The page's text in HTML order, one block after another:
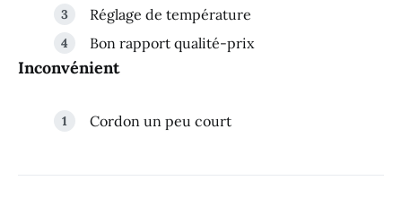
Réglage de température
Bon rapport qualité-prix
Inconvénient
Cordon un peu court